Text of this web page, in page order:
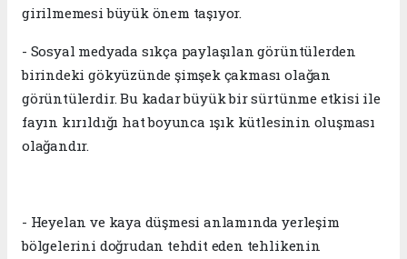
girilmemesi büyük önem taşıyor.
- Sosyal medyada sıkça paylaşılan görüntülerden
birindeki gökyüzünde şimşek çakması olağan
görüntülerdir. Bu kadar büyük bir sürtünme etkisi ile
fayın kırıldığı hat boyunca ışık kütlesinin oluşması
olağandır.
- Heyelan ve kaya düşmesi anlamında yerleşim
bölgelerini doğrudan tehdit eden tehlikenin